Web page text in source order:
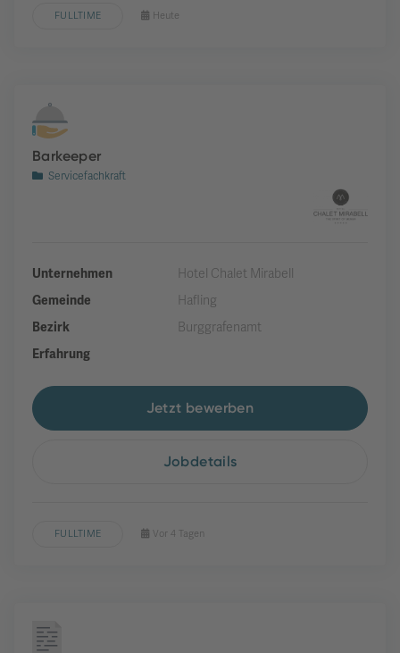
FULLTIME Heute
Barkeeper
Servicefachkraft
Unternehmen
Hotel Chalet Mirabell
Gemeinde
Hafling
Bezirk
Burggrafenamt
Erfahrung
Jetzt bewerben
Jobdetails
FULLTIME Vor 4 Tagen